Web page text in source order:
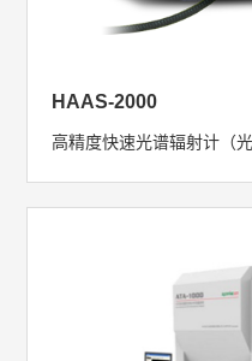
HAAS-2000
高精度快速光谱辐射计（